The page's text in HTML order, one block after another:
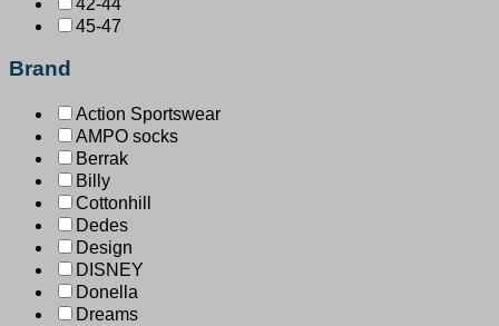
45-47
Brand
Action Sportswear
AMPO socks
Berrak
Billy
Cottonhill
Dedes
Design
DISNEY
Donella
Dreams